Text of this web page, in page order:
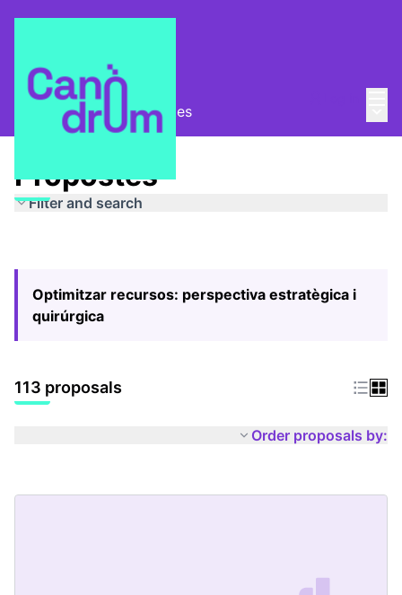
Pla Estratègic Propostes
Propostes
Filter and search
Optimitzar recursos: perspectiva estratègica i
quirúrgica
113 proposals
Order proposals by: